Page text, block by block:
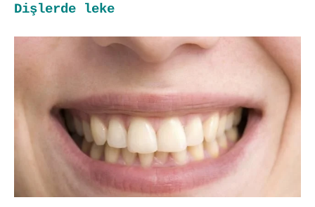
Dişlerde leke